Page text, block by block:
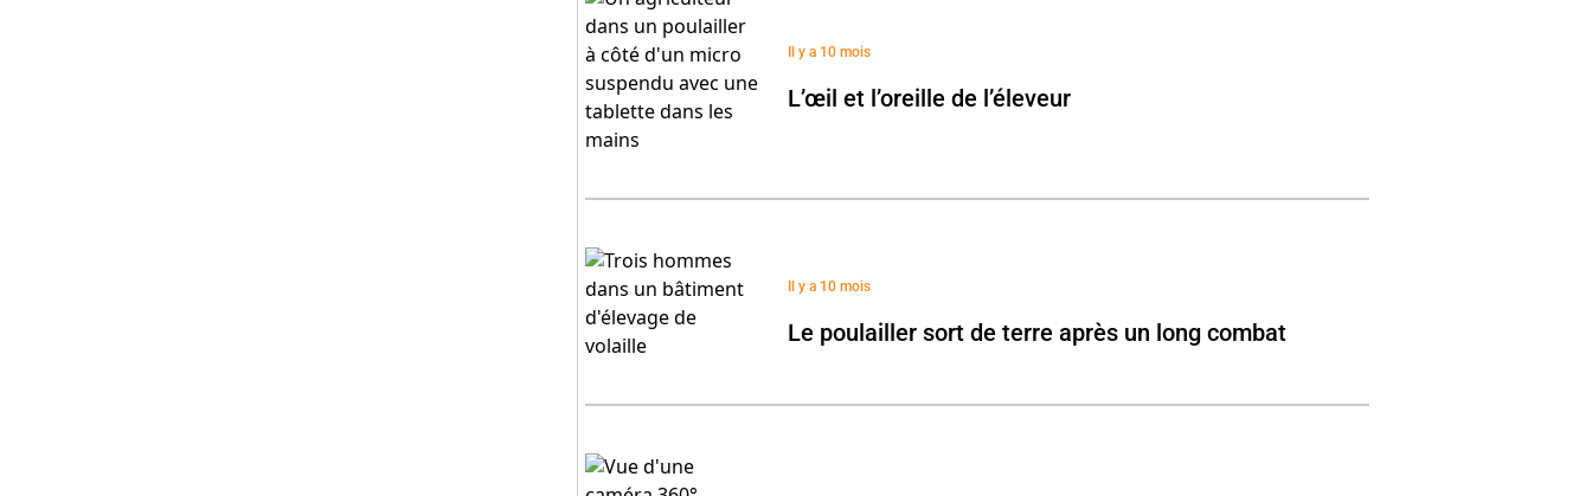
Il y a 10 mois
L’œil et l’oreille de l’éleveur
Il y a 10 mois
Le poulailler sort de terre après un long combat